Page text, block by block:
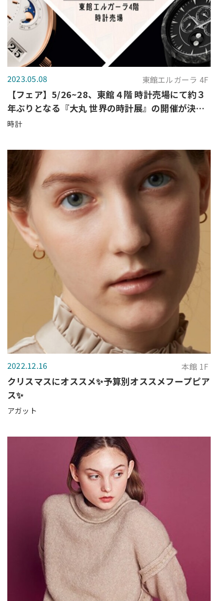
2023.05.08 東館エルガーラ 4F
【フェア】5/26~28、東館４階 時計売場にて約３
年ぶりとなる『大丸 世界の時計展』の開催が決
定！
時計
2022.12.16 本館 1F
クリスマスにオススメ✨予算別オススメフープピア
ス✨
アガット